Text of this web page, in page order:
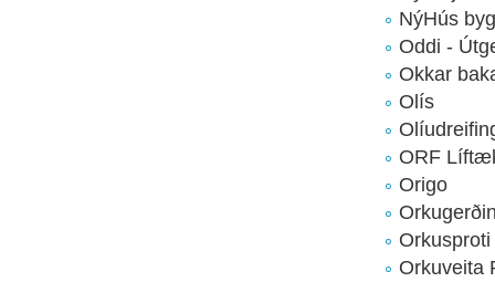
NýHús
Oddi -
Okkar
Olís
ORF
Origo
Orkusproti
Orkuveita